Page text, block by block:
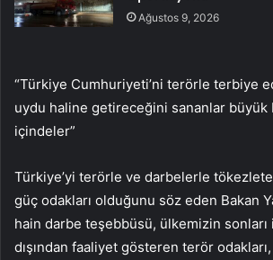
Ağustos 9, 2026
“Türkiye Cumhuriyeti’ni terörle terbiye
uydu haline getireceğini sananlar büyük
içindeler”
Türkiye’yi terörle ve darbelerle
güç odakları olduğunu söz eden Bakan
hain darbe teşebbüsü, ülkemizin sonları
dışından faaliyet gösteren terör